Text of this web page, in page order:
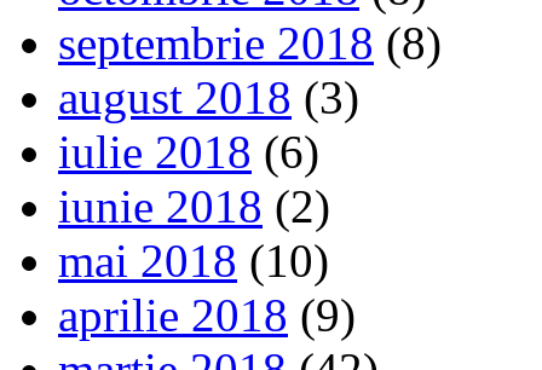
septembrie 2018 (8)
august 2018 (3)
iulie 2018 (6)
iunie 2018 (2)
mai 2018 (10)
aprilie 2018 (9)